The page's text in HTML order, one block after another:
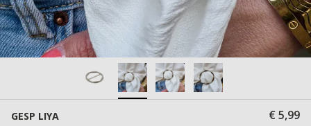
GESP LIYA
€ 5,99